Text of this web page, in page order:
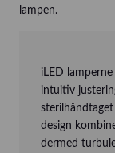
lampen.
iLED
intuitiv
sterilhåndtaget
design
dermed